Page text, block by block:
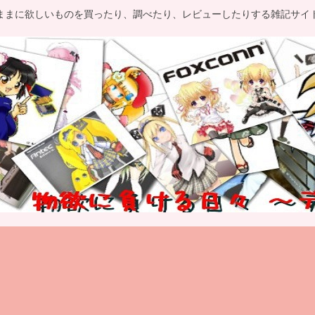
まに欲しいものを買ったり、調べたり、レビューしたりする雑記サイ